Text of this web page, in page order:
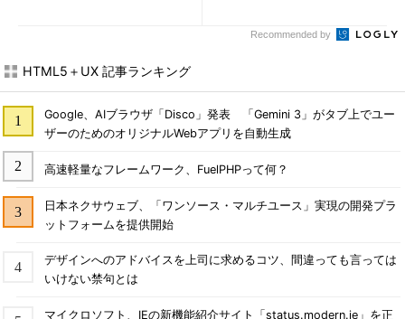
Recommended by
HTML5＋UX 記事ランキング
Google、AIブラウザ「Disco」発表 「Gemini 3」がタブ上でユー
ザーのためのオリジナルWebアプリを自動生成
高速軽量なフレームワーク、FuelPHPって何？
日本ネクサウェブ、「ワンソース・マルチユース」実現の開発プラ
ットフォームを提供開始
デザインへのアドバイスを上司に求めるコツ、間違っても言っては
いけない禁句とは
マイクロソフト、IEの新機能紹介サイト「status.modern.ie」を正